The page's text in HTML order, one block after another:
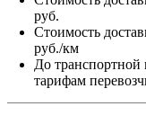
руб.
Стоимость
руб./км
До транспортной
тарифам